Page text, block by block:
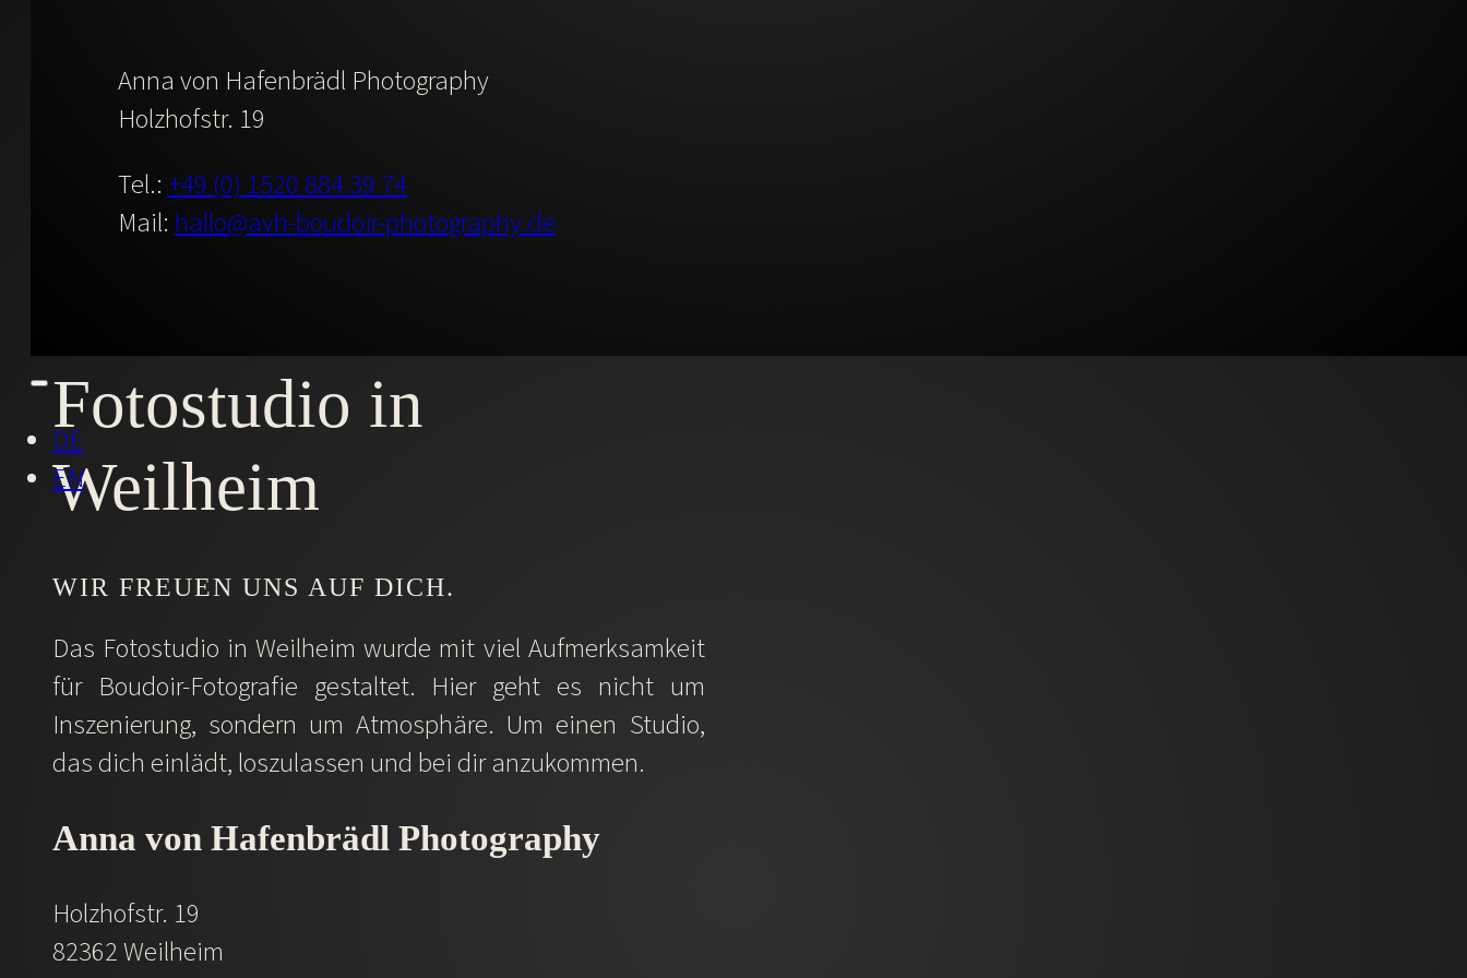
Anna von Hafenbrädl Photography
Holzhofstr. 19
Tel.: +49 (0) 1520 884 39 74
Mail: hallo@avh-boudoir-photography.de
DE
EN
Fotostudio in
Weilheim
WIR FREUEN UNS AUF DICH.
Das Fotostudio in Weilheim wurde mit viel Aufmerksamkeit
für Boudoir-Fotografie gestaltet. Hier geht es nicht um
Inszenierung, sondern um Atmosphäre. Um einen Studio,
das dich einlädt, loszulassen und bei dir anzukommen.
Anna von Hafenbrädl Photography
Holzhofstr. 19
82362 Weilheim